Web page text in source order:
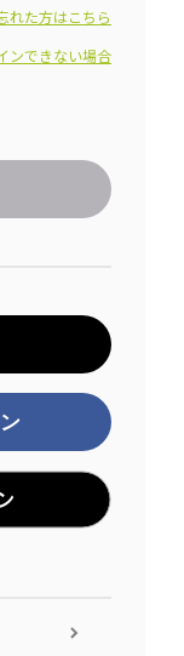
れた方はこちら
ンできない場合